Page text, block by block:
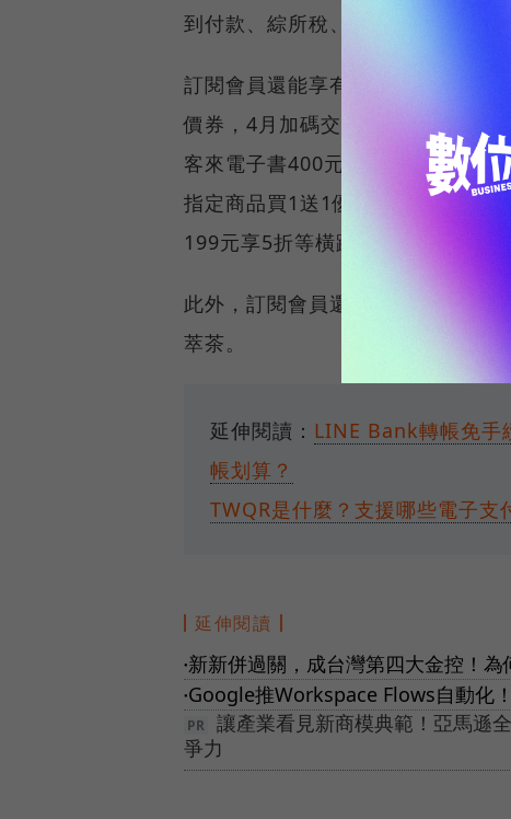
到付款、綜所稅、水電費等超過20
訂閱會員還能享有每月專屬優惠，
價券，4月加碼交貨便寄件60元手
客來電子書400元折價券、Mister
指定商品買1送1優惠券、速邁樂
199元享5折等橫跨20大生活品牌優
此外，訂閱會員還享有當月生日禮
萃茶。
延伸閱讀： LINE Bank轉帳免手
帳划算？
TWQR是什麼？支援哪些電子支
延伸閱讀
● 新新併過關，成台灣第四大金控！
● Google推Workspace Flows自動化
讓產業看見新商模典範！亞馬遜
爭力